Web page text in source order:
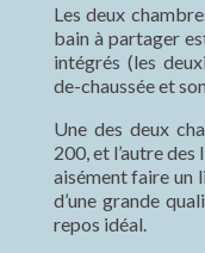
Les deux
bain à partager
intégrés (les
de-chaussée et
Une des deux
200, et l’autre
aisément faire un
d’une grande
repos idéal.